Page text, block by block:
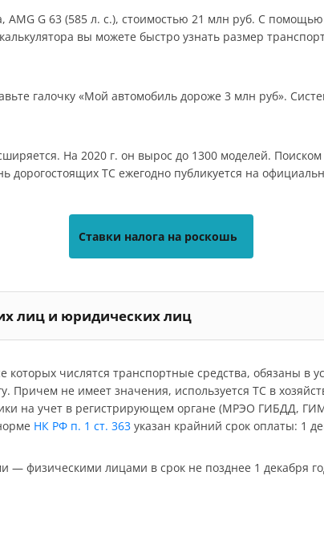
AMG G 63 (585 л. с.), стоимостью 21 млн руб. С
вы можете быстро узнать размер
галочку «Мой автомобиль дороже 3 млн руб».
На 2020 г. он вырос до 1300 моделей.
ТС ежегодно публикуется на
Ставки налога на роскошь
лиц и юридических лиц
числятся транспортные средства, обязаны в
Причем не имеет значения, используется ТС в
на учет в регистрирующем органе (МРЭО ГИБДД,
НК РФ п. 1 ст. 363указан крайний срок оплаты: 1
— физическими лицами в срок не позднее 1 декабря